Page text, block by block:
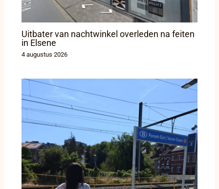
Uitbater van nachtwinkel overleden na feiten
in Elsene
4 augustus 2026